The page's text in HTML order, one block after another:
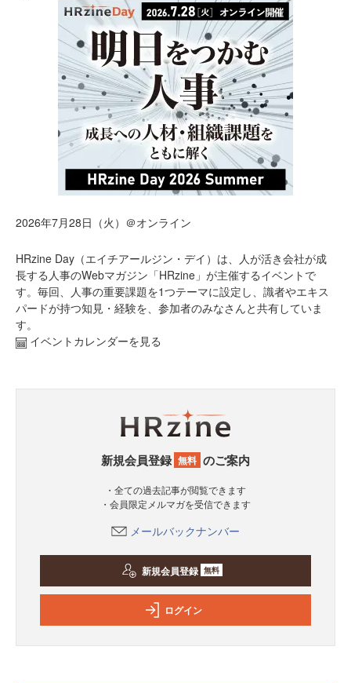
2026年7月28日（火）＠オンライン
HRzine Day（エイチアールジン・デイ）は、人が活き会社が成
長する人事のWebマガジン「HRzine」が主催するイベントで
す。毎回、人事の重要課題を1つテーマに設定し、識者やエキス
パードが持つ知見・経験を、参加者のみなさんと共有していま
す。
イベントカレンダーを見る
新規会員登録 無料 のご案内
・全ての過去記事が閲覧できます
・会員限定メルマガを受信できます
メールバックナンバー
新規会員登録 無料
ログイン